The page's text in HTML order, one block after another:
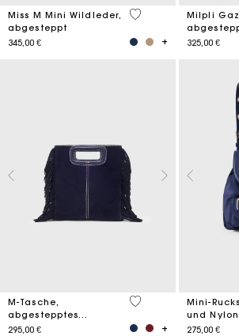
Miss M Mini Wildleder,
abgesteppt
345,00 €
5 out of 5 Customer
Milpli
325,00 €
M-Tasche,
abgestepptes
Wildleder
295,00 €
5 out of 5 Customer
Mini-
und Nylon
275,00 €